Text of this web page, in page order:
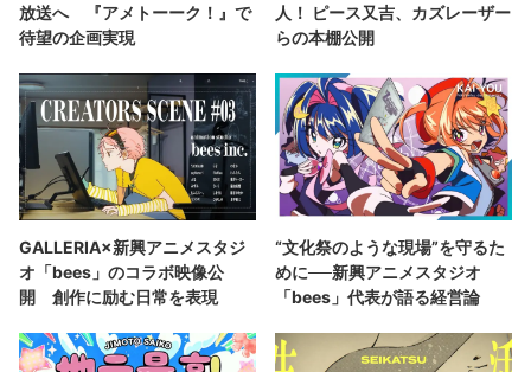
放送へ 『アメトーーク！』で
待望の企画実現
人！ ピース又吉、カズレーザー
らの本棚公開
GALLERIA×新興アニメスタジ
オ「bees」のコラボ映像公
開 創作に励む日常を表現
“文化祭のような現場”を守るた
めに──新興アニメスタジオ
「bees」代表が語る経営論